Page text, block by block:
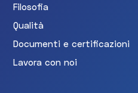
Filosofia
Qualità
Documenti e certificazioni
Lavora con noi